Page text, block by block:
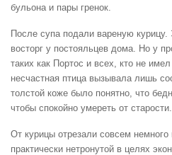
бульона и пары гренок.
После супа подали вареную
восторг у постояльцев дома. Но у
таких как Портос и всех, кто не
несчастная птица вызывала лишь
толстой коже было понятно, что
чтобы спокойно умереть от старости.
От курицы отрезали совсем
практически нетронутой в целях